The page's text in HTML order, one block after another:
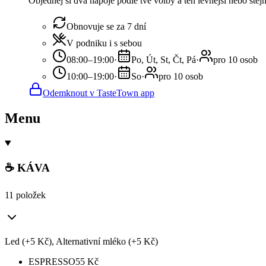
Obnovuje se za 7 dní
V podniku i s sebou
08:00–19:00· Po, Út, St, Čt, Pá·
pro 10 osob
10:00–19:00· So·
pro 10 osob
Odemknout v TasteTown app
Menu
☕ KÁVA
11 položek
Led (+5 Kč), Alternativní mléko (+5 Kč)
ESPRESSO55 Kč